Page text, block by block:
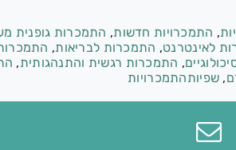
, התמכרויות חדשות, התמכרות גופנית
לאינטרנט, התמכרות לבריאות,
, התמכרות רגשית והתנהגותית,
, שפיותהתמכרויות